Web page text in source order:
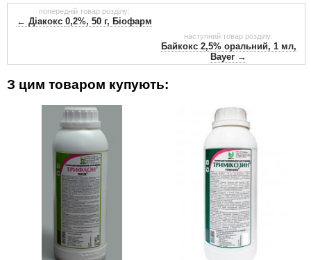
попередній товар розділу:
← Діакокс 0,2%, 50 г, Біофарм
наступний товар розділу:
Байкокс 2,5% оральний, 1 мл,
Bayer →
З цим товаром купують: